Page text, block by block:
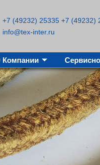
+7 (49232) 25335 +7 (49232)
info@tex-inter.ru
Компании